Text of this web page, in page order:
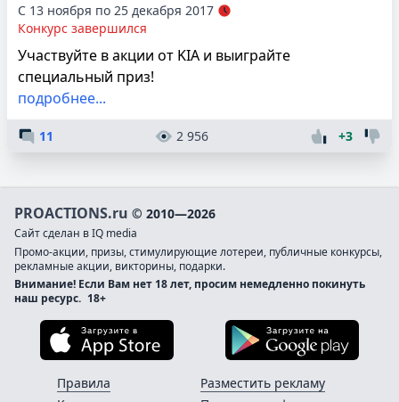
С 13 ноября по 25 декабря 2017
Конкурс завершился
Участвуйте в акции от KIA и выиграйте
специальный приз!
подробнее...
11 2 956 +3
PROACTIONS.ru © 2010—2026
Сайт сделан в IQ media
Промо-акции, призы, стимулирующие лотереи, публичные конкурсы,
рекламные акции, викторины, подарки.
Внимание! Если Вам нет 18 лет, просим немедленно покинуть
наш ресурс. 18+
Загрузите в App Store
Правила
Разместить рекламу